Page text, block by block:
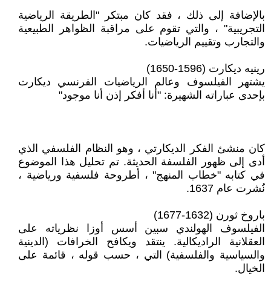
بالإضافة إلى ذلك ، فقد كان مبتكر "الطريقة الرياضية
التجريبية" ، والتي تقوم على مراقبة الظواهر الطبيعية
والتجارب وتقييم الرياضيات.
رينيه ديكارت (1596-1650)
يشتهر الفيلسوف وعالم الرياضيات الفرنسي ديكارت
بإحدى عباراته الشهيرة: "أنا أفكر إذن أنا موجود"
كان منشئ الفكر الديكارتي ، وهو النظام الفلسفي الذي
أدى إلى ظهور الفلسفة الحديثة. تم تحليل هذا الموضوع
في كتابه "خطاب المنهج" ، أطروحة فلسفية ورياضية ،
نُشرت عام 1637.
باروخ ثورن (1632-1677)
الفيلسوف الهولندي سبين أسس أوزا نظرياته على
العقلانية الراديكالية. ينتقد ويكافح الخرافات (الدينية
والسياسية والفلسفية) التي ، حسب قوله ، قائمة على
الخيال.